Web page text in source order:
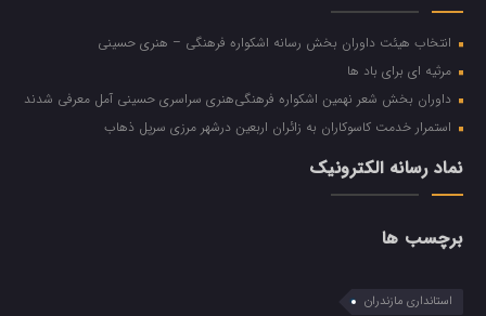
انتخاب هیئت داوران بخش رسانه اشکواره فرهنگی‌ – هنری حسینی
مرثیه ای برای باد ها
داوران بخش شعر نهمین اشکواره فرهنگی‌هنری سراسری حسینی آمل معرفی شدند
استمرار خدمت کاسوکاران به زائران اربعین درشهر مرزی سرپل ذهاب
نماد رسانه الکترونیک
برچسب ها
استانداری مازندران